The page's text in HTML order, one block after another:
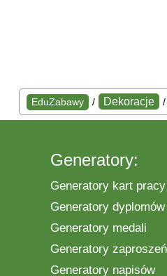
EduZabawy / Dekoracje /
Generatory:
Generatory kart pracy
Generatory dyplomów
Generatory medali
Generatory zaproszeń
Generatory napisów